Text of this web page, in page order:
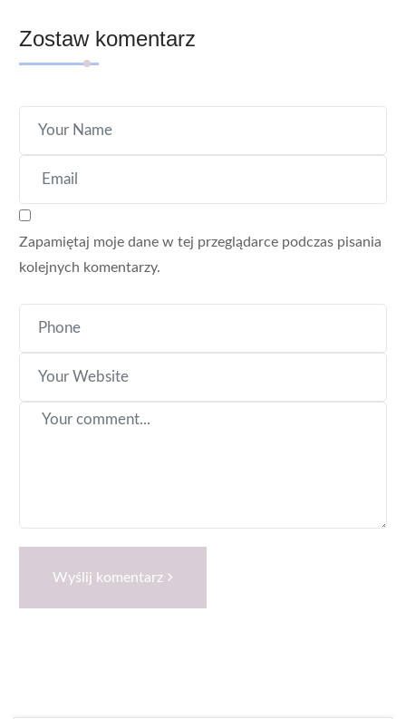
Zostaw komentarz
Zapamiętaj moje dane w tej przeglądarce podczas pisania
kolejnych komentarzy.
Wyślij komentarz